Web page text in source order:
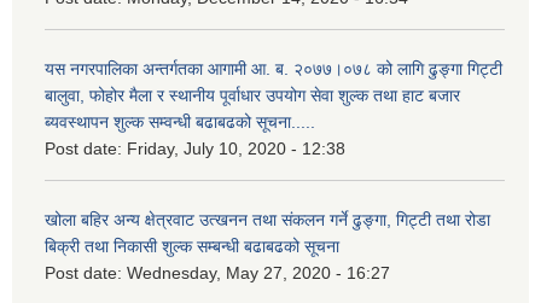
यस नगरपालिका अन्तर्गतका आगामी आ. ब. २०७७।०७८ को लागि ढुङ्गा गिट्टी
बालुवा, फोहोर मैला र स्थानीय पूर्वाधार उपयोग सेवा शुल्क तथा हाट बजार
ब्यवस्थापन शुल्क सम्वन्धी बढाबढको सूचना.....
Post date: Friday, July 10, 2020 - 12:38
खोला बहिर अन्य क्षेत्रवाट उत्खनन तथा संकलन गर्ने ढुङ्गा, गिट्टी तथा रोडा
बिक्री तथा निकासी शुल्क सम्बन्धी बढाबढको सूचना
Post date: Wednesday, May 27, 2020 - 16:27